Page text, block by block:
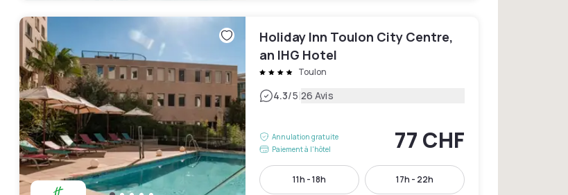
Holiday Inn Toulon City Centre,
an IHG Hotel
Toulon
4.3/5|26 Avis
Annulation gratuite
Paiement à l'hôtel
77 CHF
11h - 18h 17h - 22h